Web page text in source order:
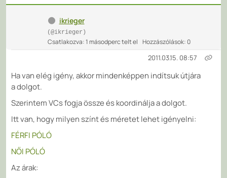
ikrieger
(@ikrieger)
Csatlakozva: 1 másodperc telt el Hozzászólások: 0
2011.03.15. 08:57
Ha van elég igény, akkor mindenképpen indítsuk útjára
a dolgot.
Szerintem VCs fogja össze és koordinálja a dolgot.
Itt van, hogy milyen színt és méretet lehet igényelni:
FÉRFI PÓLÓ
NŐI PÓLÓ
Az árak: